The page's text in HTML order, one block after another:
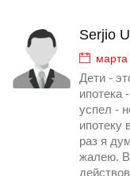
Serjio
Дети -
ипотека
успел -
ипотеку
раз я
жалею.